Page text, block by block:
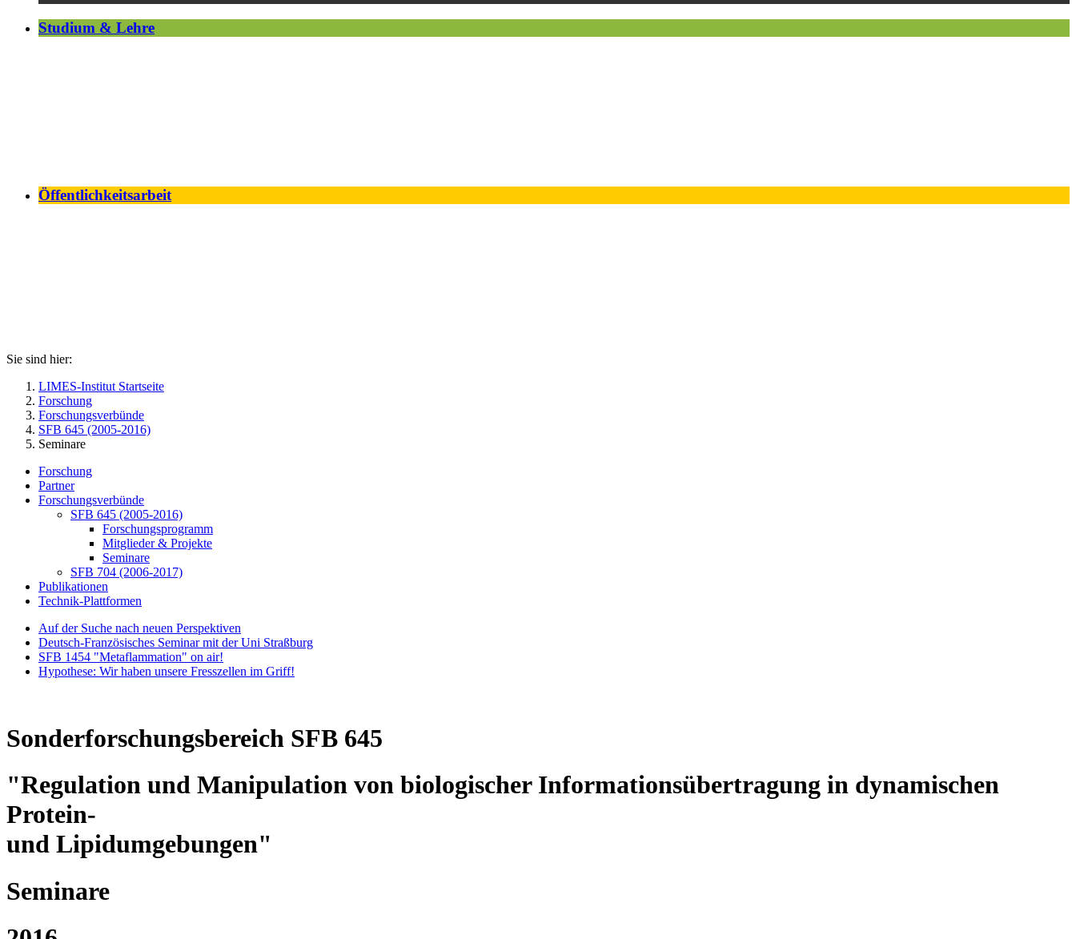
Studium & Lehre
Öffentlichkeitsarbeit
Sie sind hier:
LIMES-Institut Startseite
Forschung
Forschungsverbünde
SFB 645 (2005-2016)
Seminare
Forschung
Partner
Forschungsverbünde
SFB 645 (2005-2016)
Forschungsprogramm
Mitglieder & Projekte
Seminare
SFB 704 (2006-2017)
Publikationen
Technik-Plattformen
Auf der Suche nach neuen Perspektiven
Deutsch-Französisches Seminar mit der Uni Straßburg
SFB 1454 "Metaflammation" on air!
Hypothese: Wir haben unsere Fresszellen im Griff!
Sonderforschungsbereich SFB 645
"Regulation und Manipulation von biologischer Informationsübertragung in dynamischen
Protein-
und Lipidumgebungen"
Seminare